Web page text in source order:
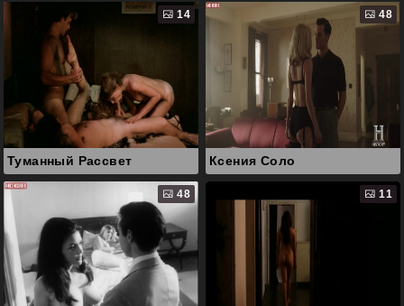
14
Туманный Рассвет
48
Ксения Соло
48 11